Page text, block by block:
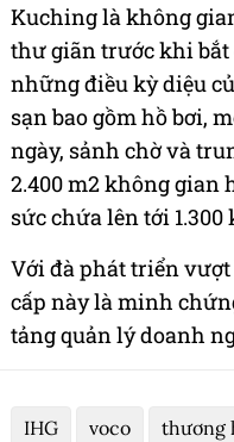
Kuching là không
thư giãn trước khi
những điều kỳ diệu
sạn bao gồm hồ bơi,
ngày, sảnh chờ và
2.400 m2 không gian
sức chứa lên tới 1.300
Với đà phát triển
cấp này là minh
tảng quản lý doanh
IHG voco thương